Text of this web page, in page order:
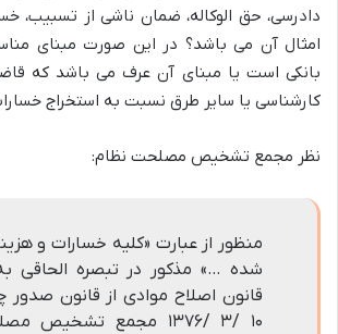
دادرسی، حق الوکاله، ضمان ناشی از تسبیب،
امثال آن می باشد؟ در این صورت مبنای
بانکی است یا مبنای آن عرف می باشد که
کارشناسی یا سایر طرق نسبت به استخراج
نظر مجمع تشخیص مصلحت نظام:
منظور از عبارت «کلیه خسارات و
قانون اصلاح موادی از قانون
۱۰ /۳ /۱۳۷۶ مجمع تشخیص